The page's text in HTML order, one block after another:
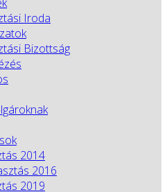
Iroda
Bizottság
2014
2016
2019